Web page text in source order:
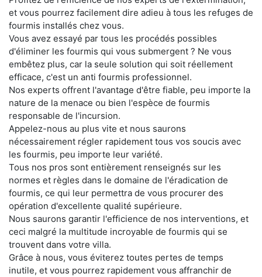
et vous pourrez facilement dire adieu à tous les refuges de
fourmis installés chez vous.
Vous avez essayé par tous les procédés possibles
d'éliminer les fourmis qui vous submergent ? Ne vous
embêtez plus, car la seule solution qui soit réellement
efficace, c'est un anti fourmis professionnel.
Nos experts offrent l'avantage d'être fiable, peu importe la
nature de la menace ou bien l'espèce de fourmis
responsable de l'incursion.
Appelez-nous au plus vite et nous saurons
nécessairement régler rapidement tous vos soucis avec
les fourmis, peu importe leur variété.
Tous nos pros sont entièrement renseignés sur les
normes et règles dans le domaine de l'éradication de
fourmis, ce qui leur permettra de vous procurer des
opération d'excellente qualité supérieure.
Nous saurons garantir l'efficience de nos interventions, et
ceci malgré la multitude incroyable de fourmis qui se
trouvent dans votre villa.
Grâce à nous, vous éviterez toutes pertes de temps
inutile, et vous pourrez rapidement vous affranchir de